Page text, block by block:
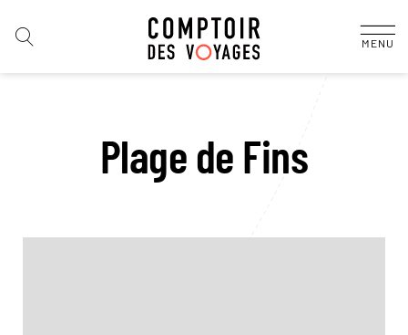
MENU
Plage de Fins